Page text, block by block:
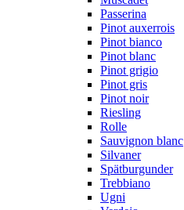
Passerina
Pinot auxerrois
Pinot bianco
Pinot blanc
Pinot grigio
Pinot gris
Pinot noir
Riesling
Rolle
Sauvignon blanc
Silvaner
Spätburgunder
Trebbiano
Ugni